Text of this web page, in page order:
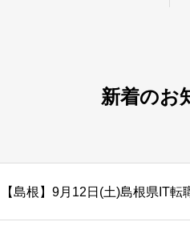
新着のお
【島根】9月12日(土)島根県IT